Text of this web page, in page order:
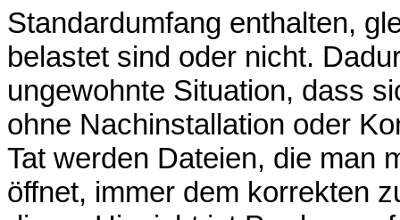
Standardumfang enthalten,
belastet sind oder nicht.
ungewohnte Situation, dass
ohne Nachinstallation oder
Tat werden Dateien, die man
öffnet, immer dem korrekten